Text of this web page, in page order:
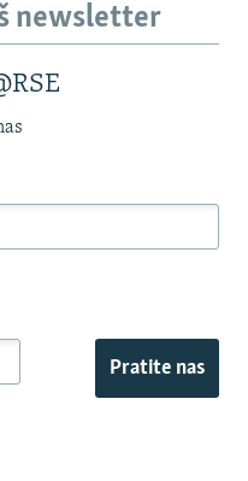
newsletter
Pratite nas